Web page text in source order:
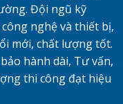
Đội ngũ kỹ
nghệ và thiết bị,
mới, chất lượng tốt.
hành dài, Tư vấn,
thi công đạt hiệu